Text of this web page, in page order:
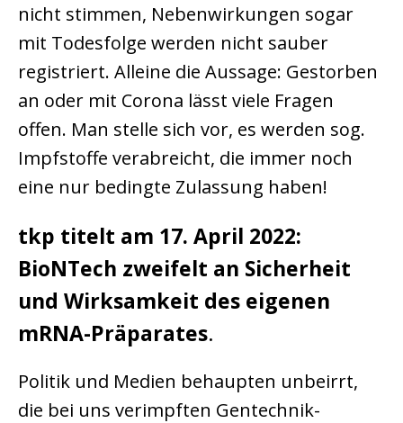
nicht stimmen, Nebenwirkungen sogar
mit Todesfolge werden nicht sauber
registriert. Alleine die Aussage: Gestorben
an oder mit Corona lässt viele Fragen
offen. Man stelle sich vor, es werden sog.
Impfstoffe verabreicht, die immer noch
eine nur bedingte Zulassung haben!
tkp titelt am 17. April 2022:
BioNTech zweifelt an Sicherheit
und Wirksamkeit des eigenen
mRNA-Präparates.
Politik und Medien behaupten unbeirrt,
die bei uns verimpften Gentechnik-